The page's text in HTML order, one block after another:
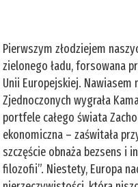
Pierwszym złodziejem
zielonego ładu, forsowana
Unii Europejskiej.
Zjednoczonych wygrała
portfele całego świata
ekonomiczna – zaświtała
szczęście obnaża bezsens i
filozofii”. Niestety, Europa